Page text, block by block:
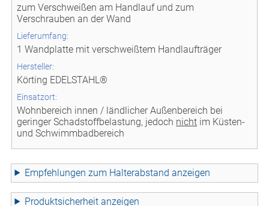
zum Verschweißen am Handlauf und zum
Verschrauben an der Wand
Lieferumfang:
1 Wandplatte mit verschweißtem Handlaufträger
Hersteller:
Körting EDELSTAHL®
Einsatzort:
Wohnbereich innen / ländlicher Außenbereich bei
geringer Schadstoffbelastung, jedoch nicht im Küsten-
und Schwimmbadbereich
Empfehlungen zum Halterabstand
Produktsicherheit